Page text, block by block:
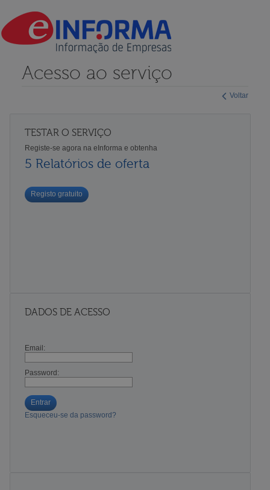
Voltar
Acesso ao serviço
TESTAR O SERVIÇO
Registe-se agora na eInforma e obtenha
5 Relatórios de oferta
Registo gratuito
DADOS DE ACESSO
Email:
Password:
Entrar
Esqueceu-se da password?